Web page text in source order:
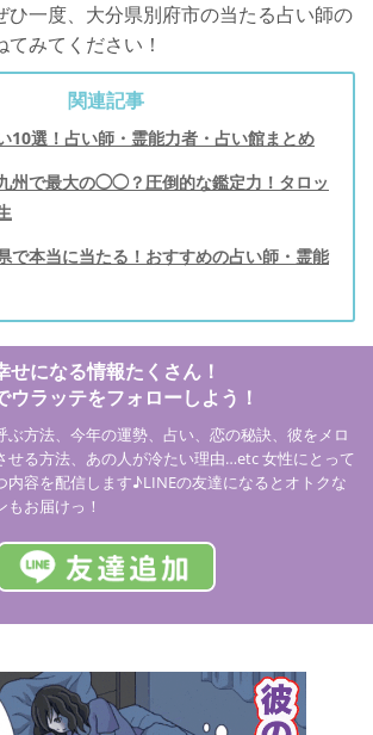
ひ一度、大分県別府市の当たる占い師の
みてください！
関連記事
10選！占い師・霊能力者・占い館まとめ
九州で最大の◯◯？圧倒的な鑑定力！タロッ
で本当に当たる！おすすめの占い師・霊能
せになる情報たくさん！
ウラッテをフォローしよう！
ぶ方法、今年の運勢、占い、恋の秘訣、彼をメロ
せる方法、あの人が冷たい理由…etc 女性にとって
内容を配信します♪LINEの友達になるとオトクな
もお届けっ！